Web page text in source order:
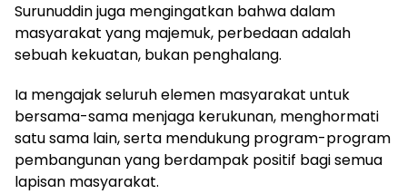
Surunuddin juga mengingatkan bahwa dalam
masyarakat yang majemuk, perbedaan adalah
sebuah kekuatan, bukan penghalang.
Ia mengajak seluruh elemen masyarakat untuk
bersama-sama menjaga kerukunan, menghormati
satu sama lain, serta mendukung program-program
pembangunan yang berdampak positif bagi semua
lapisan masyarakat.